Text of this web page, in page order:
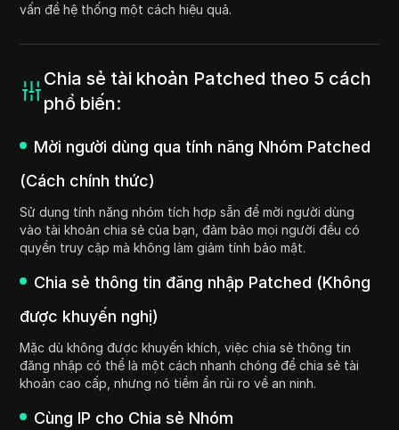
vấn đề hệ thống một cách hiệu quả.
Chia sẻ tài khoản Patched theo 5 cách
phổ biến:
Mời người dùng qua tính năng Nhóm Patched
(Cách chính thức)
Sử dụng tính năng nhóm tích hợp sẵn để mời người dùng
vào tài khoản chia sẻ của bạn, đảm bảo mọi người đều có
quyền truy cập mà không làm giảm tính bảo mật.
Chia sẻ thông tin đăng nhập Patched (Không
được khuyến nghị)
Mặc dù không được khuyến khích, việc chia sẻ thông tin
đăng nhập có thể là một cách nhanh chóng để chia sẻ tài
khoản cao cấp, nhưng nó tiềm ẩn rủi ro về an ninh.
Cùng IP cho Chia sẻ Nhóm